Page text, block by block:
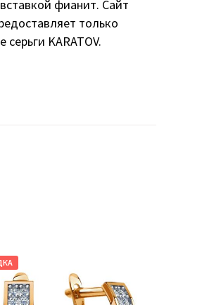
фианит. Сайт
только
серьги KARATOV.